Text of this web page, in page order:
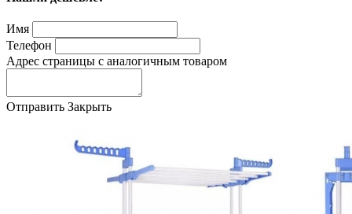
Имя
Телефон
Адрес страницы с аналогичным товаром
Отправить Закрыть